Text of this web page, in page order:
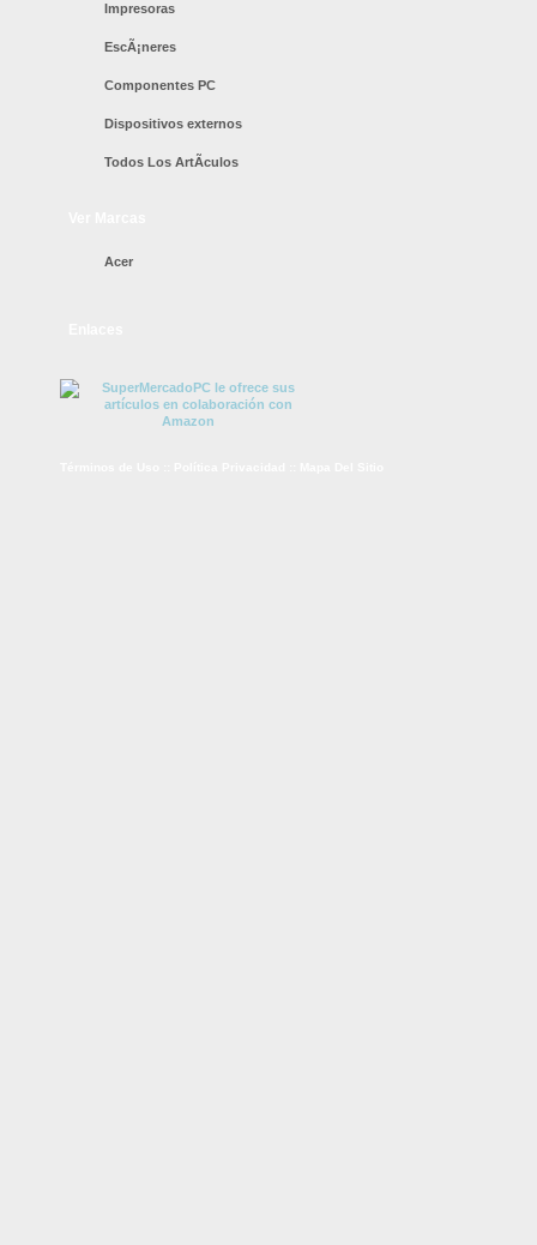
Impresoras
EscÃ¡neres
Componentes PC
Dispositivos externos
Todos Los ArtÃ­culos
Acer